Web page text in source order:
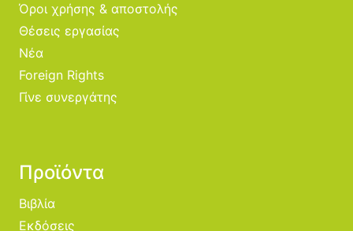
Όροι χρήσης & αποστολής
Θέσεις εργασίας
Νέα
Foreign Rights
Γίνε συνεργάτης
Προϊόντα
Βιβλία
Εκδόσεις